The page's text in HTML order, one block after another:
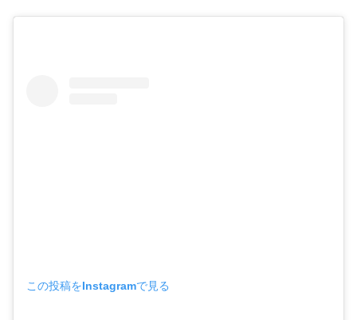
この投稿をInstagramで見る